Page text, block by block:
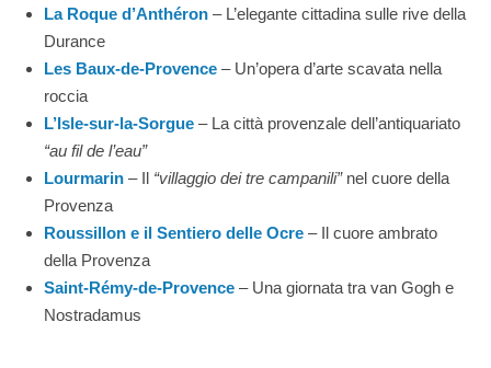
La Roque d’Anthéron – L’elegante cittadina sulle rive della
Durance
Les Baux-de-Provence – Un’opera d’arte scavata nella
roccia
L’Isle-sur-la-Sorgue – La città provenzale dell’antiquariato
“au fil de l’eau”
Lourmarin – Il “villaggio dei tre campanili”nel cuore della
Provenza
Roussillon e il Sentiero delle Ocre – Il cuore ambrato
della Provenza
Saint-Rémy-de-Provence – Una giornata tra van Gogh e
Nostradamus